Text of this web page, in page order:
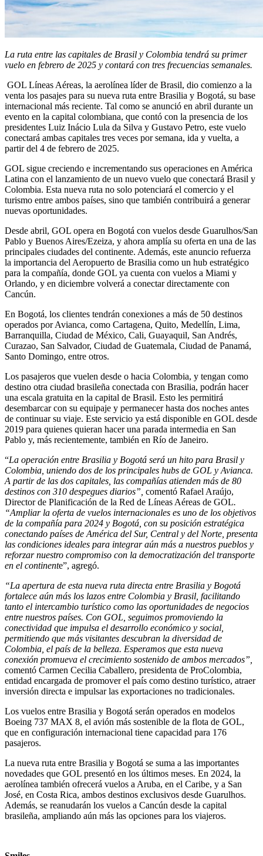
La ruta entre las capitales de Brasil y Colombia tendrá su primer
vuelo en febrero de 2025 y contará con tres frecuencias semanales.
GOL Líneas Aéreas, la aerolínea líder de Brasil, dio comienzo a la
venta los pasajes para su nueva ruta entre Brasilia y Bogotá, su base
internacional más reciente. Tal como se anunció en abril durante un
evento en la capital colombiana, que contó con la presencia de los
presidentes Luiz Inácio Lula da Silva y Gustavo Petro, este vuelo
conectará ambas capitales tres veces por semana, ida y vuelta, a
partir del 4 de febrero de 2025.
GOL sigue creciendo e incrementando sus operaciones en América
Latina con el lanzamiento de un nuevo vuelo que conectará Brasil y
Colombia. Esta nueva ruta no solo potenciará el comercio y el
turismo entre ambos países, sino que también contribuirá a generar
nuevas oportunidades.
Desde abril, GOL opera en Bogotá con vuelos desde Guarulhos/San
Pablo y Buenos Aires/Ezeiza, y ahora amplía su oferta en una de las
principales ciudades del continente. Además, este anuncio refuerza
la importancia del Aeropuerto de Brasilia como un hub estratégico
para la compañía, donde GOL ya cuenta con vuelos a Miami y
Orlando, y en diciembre volverá a conectar directamente con
Cancún.
En Bogotá, los clientes tendrán conexiones a más de 50 destinos
operados por Avianca, como Cartagena, Quito, Medellín, Lima,
Barranquilla, Ciudad de México, Cali, Guayaquil, San Andrés,
Curazao, San Salvador, Ciudad de Guatemala, Ciudad de Panamá,
Santo Domingo, entre otros.
Los pasajeros que vuelen desde o hacia Colombia, y tengan como
destino otra ciudad brasileña conectada con Brasilia, podrán hacer
una escala gratuita en la capital de Brasil. Esto les permitirá
desembarcar con su equipaje y permanecer hasta dos noches antes
de continuar su viaje. Este servicio ya está disponible en GOL desde
2019 para quienes quieran hacer una parada intermedia en San
Pablo y, más recientemente, también en Río de Janeiro.
“La operación entre Brasilia y Bogotá será un hito para Brasil y
Colombia, uniendo dos de los principales hubs de GOL y Avianca.
A partir de las dos capitales, las compañías atienden más de 80
destinos con 310 despegues diarios”, comentó Rafael Araújo,
Director de Planificación de la Red de Líneas Aéreas de GOL.
“Ampliar la oferta de vuelos internacionales es uno de los objetivos
de la compañía para 2024 y Bogotá, con su posición estratégica
conectando países de América del Sur, Central y del Norte, presenta
las condiciones ideales para integrar aún más a nuestros pueblos y
reforzar nuestro compromiso con la democratización del transporte
en el continente”, agregó.
“La apertura de esta nueva ruta directa entre Brasilia y Bogotá
fortalece aún más los lazos entre Colombia y Brasil, facilitando
tanto el intercambio turístico como las oportunidades de negocios
entre nuestros países. Con GOL, seguimos promoviendo la
conectividad que impulsa el desarrollo económico y social,
permitiendo que más visitantes descubran la diversidad de
Colombia, el país de la belleza. Esperamos que esta nueva
conexión promueva el crecimiento sostenido de ambos mercados”,
comentó Carmen Cecilia Caballero, presidenta de ProColombia,
entidad encargada de promover el país como destino turístico, atraer
inversión directa e impulsar las exportaciones no tradicionales.
Los vuelos entre Brasilia y Bogotá serán operados en modelos
Boeing 737 MAX 8, el avión más sostenible de la flota de GOL,
que en configuración internacional tiene capacidad para 176
pasajeros.
La nueva ruta entre Brasilia y Bogotá se suma a las importantes
novedades que GOL presentó en los últimos meses. En 2024, la
aerolínea también ofrecerá vuelos a Aruba, en el Caribe, y a San
José, en Costa Rica, ambos destinos exclusivos desde Guarulhos.
Además, se reanudarán los vuelos a Cancún desde la capital
brasileña, ampliando aún más las opciones para los viajeros.